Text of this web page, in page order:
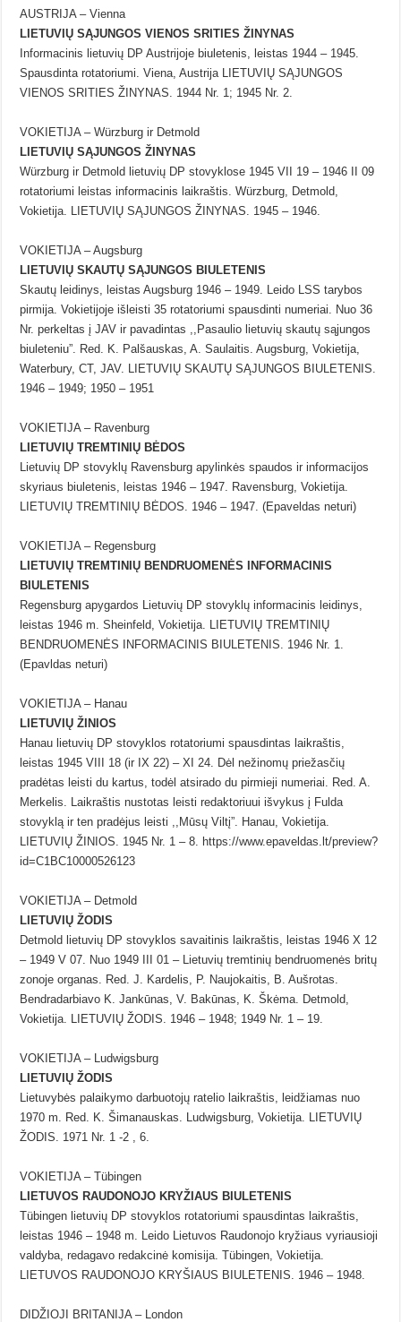
AUSTRIJA – Vienna
LIETUVIŲ SĄJUNGOS VIENOS SRITIES ŽINYNAS
Informacinis lietuvių DP Austrijoje biuletenis, leistas 1944 – 1945.
Spausdinta rotatoriumi. Viena, Austrija LIETUVIŲ SĄJUNGOS
VIENOS SRITIES ŽINYNAS. 1944 Nr. 1; 1945 Nr. 2.
VOKIETIJA – Würzburg ir Detmold
LIETUVIŲ SĄJUNGOS ŽINYNAS
Würzburg ir Detmold lietuvių DP stovyklose 1945 VII 19 – 1946 II 09
rotatoriumi leistas informacinis laikraštis. Würzburg, Detmold,
Vokietija. LIETUVIŲ SĄJUNGOS ŽINYNAS. 1945 – 1946.
VOKIETIJA – Augsburg
LIETUVIŲ SKAUTŲ SĄJUNGOS BIULETENIS
Skautų leidinys, leistas Augsburg 1946 – 1949. Leido LSS tarybos
pirmija. Vokietijoje išleisti 35 rotatoriumi spausdinti numeriai. Nuo 36
Nr. perkeltas į JAV ir pavadintas ,,Pasaulio lietuvių skautų sąjungos
biuleteniu”. Red. K. Palšauskas, A. Saulaitis. Augsburg, Vokietija,
Waterbury, CT, JAV. LIETUVIŲ SKAUTŲ SĄJUNGOS BIULETENIS.
1946 – 1949; 1950 – 1951
VOKIETIJA – Ravenburg
LIETUVIŲ TREMTINIŲ BĖDOS
Lietuvių DP stovyklų Ravensburg apylinkės spaudos ir informacijos
skyriaus biuletenis, leistas 1946 – 1947. Ravensburg, Vokietija.
LIETUVIŲ TREMTINIŲ BĖDOS. 1946 – 1947. (Epaveldas neturi)
VOKIETIJA – Regensburg
LIETUVIŲ TREMTINIŲ BENDRUOMENĖS INFORMACINIS
BIULETENIS
Regensburg apygardos Lietuvių DP stovyklų informacinis leidinys,
leistas 1946 m. Sheinfeld, Vokietija. LIETUVIŲ TREMTINIŲ
BENDRUOMENĖS INFORMACINIS BIULETENIS. 1946 Nr. 1.
(Epavldas neturi)
VOKIETIJA – Hanau
LIETUVIŲ ŽINIOS
Hanau lietuvių DP stovyklos rotatoriumi spausdintas laikraštis,
leistas 1945 VIII 18 (ir IX 22) – XI 24. Dėl nežinomų priežasčių
pradėtas leisti du kartus, todėl atsirado du pirmieji numeriai. Red. A.
Merkelis. Laikraštis nustotas leisti redaktoriuui išvykus į Fulda
stovyklą ir ten pradėjus leisti ,,Mūsų Viltį”. Hanau, Vokietija.
LIETUVIŲ ŽINIOS. 1945 Nr. 1 – 8. https://www.epaveldas.lt/preview?
id=C1BC10000526123
VOKIETIJA – Detmold
LIETUVIŲ ŽODIS
Detmold lietuvių DP stovyklos savaitinis laikraštis, leistas 1946 X 12
– 1949 V 07. Nuo 1949 III 01 – Lietuvių tremtinių bendruomenės britų
zonoje organas. Red. J. Kardelis, P. Naujokaitis, B. Aušrotas.
Bendradarbiavo K. Jankūnas, V. Bakūnas, K. Škėma. Detmold,
Vokietija. LIETUVIŲ ŽODIS. 1946 – 1948; 1949 Nr. 1 – 19.
VOKIETIJA – Ludwigsburg
LIETUVIŲ ŽODIS
Lietuvybės palaikymo darbuotojų ratelio laikraštis, leidžiamas nuo
1970 m. Red. K. Šimanauskas. Ludwigsburg, Vokietija. LIETUVIŲ
ŽODIS. 1971 Nr. 1 -2 , 6.
VOKIETIJA – Tübingen
LIETUVOS RAUDONOJO KRYŽIAUS BIULETENIS
Tübingen lietuvių DP stovyklos rotatoriumi spausdintas laikraštis,
leistas 1946 – 1948 m. Leido Lietuvos Raudonojo kryžiaus vyriausioji
valdyba, redagavo redakcinė komisija. Tübingen, Vokietija.
LIETUVOS RAUDONOJO KRYŠIAUS BIULETENIS. 1946 – 1948.
DIDŽIOJI BRITANIJA – London